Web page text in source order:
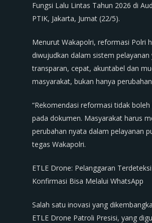
Fungsi Lalu Lintas Tahun 2026 di
PTIK, Jakarta, Jumat (22/5).
Menurut Wakapolri, reformasi Polri
diwujudkan dalam sistem pelayanan
transparan, cepat, akuntabel dan
masyarakat, bukan hanya
“Rekomendasi reformasi tidak boleh
pada dokumen. Masyarakat harus
perubahan nyata dalam pelayanan
tegas Wakapolri.
ETLE Drone: Pelanggaran
Konfirmasi Bisa Melalui WhatsApp
Salah satu inovasi yang
ETLE Drone Patroli Presisi, yang